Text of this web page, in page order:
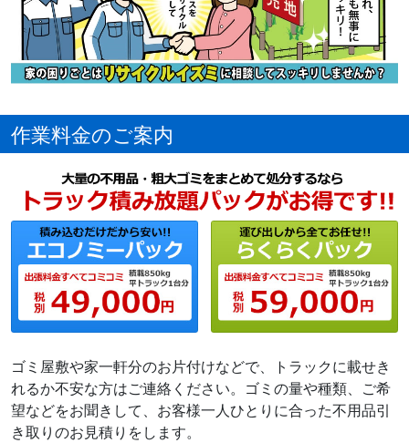
作業料金のご案内
ゴミ屋敷や家一軒分のお片付けなどで、トラックに載せき
れるか不安な方はご連絡ください。ゴミの量や種類、ご希
望などをお聞きして、お客様一人ひとりに合った不用品引
き取りのお見積りをします。